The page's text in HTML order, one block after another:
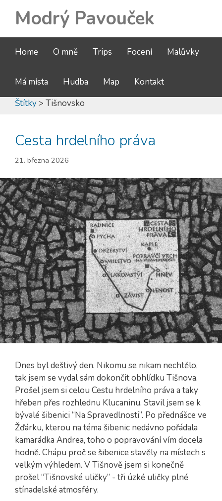
Modrý Pavouček
Home O mně Trips Focení Malůvky
Má místa Hudba Map
Kontakt
Štítky> Tišnovsko
Cesta hrdelního práva
21. března 2026
Dnes byl deštivý den. Nikomu se nikam nechtělo,
tak jsem se vydal sám dokončit obhlídku Tišnova.
Prošel jsem si celou Cestu hrdelního práva a taky
hřeben přes rozhlednu Klucaninu. Stavil jsem se k
bývalé šibenici “Na Spravedlnosti”. Po přednášce ve
Žďárku, kterou na téma šibenic nedávno pořádala
kamarádka Andrea, toho o popravování vím docela
hodně. Chápu proč se šibenice stavěly na místech s
velkým výhledem. V Tišnově jsem si konečně
prošel “Tišnovské uličky” - tři úzké uličky plné
stínadelské atmosféry.